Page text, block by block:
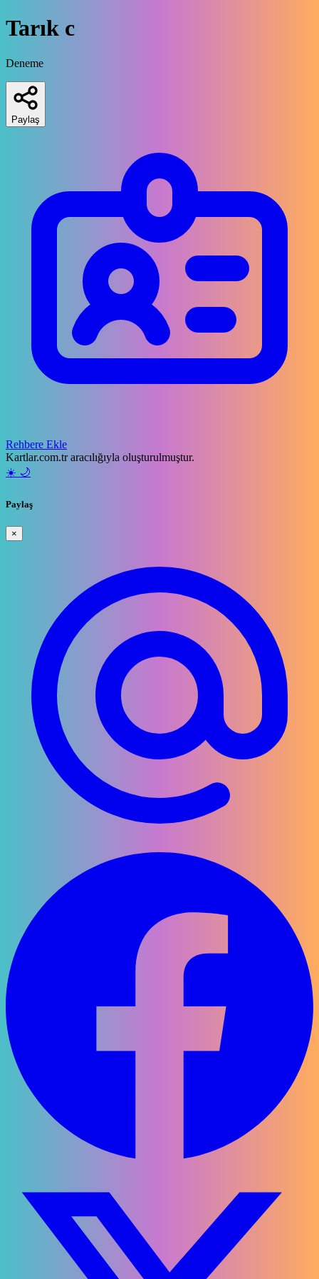
Tarık c
Deneme
Paylaş
Rehbere Ekle
Kartlar.com.tr aracılığıyla oluşturulmuştur.
☀️ 🌙
Paylaş
×